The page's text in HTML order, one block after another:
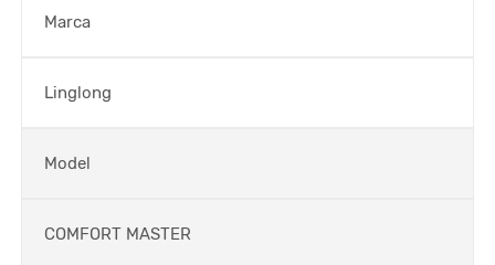
Marca
Linglong
Model
COMFORT MASTER